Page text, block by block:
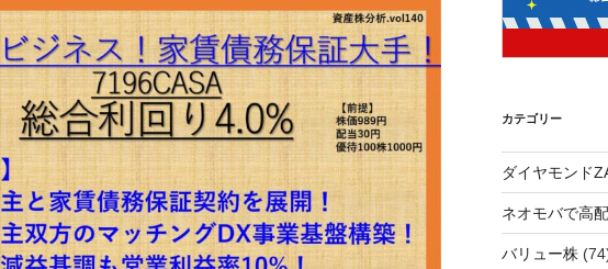
カテゴリー
ダイヤモンド
ネオモバで高
バリュー株